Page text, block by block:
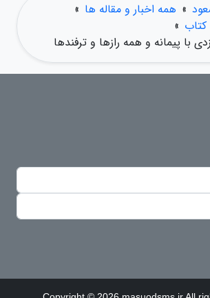
» همه اخبار و مقاله ها »
کتاب »
با پیمانه و همه رازها و ترفندها